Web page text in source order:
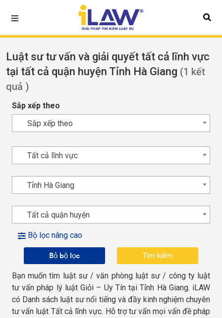
Luật sư tư vấn và giải quyết tất cả lĩnh vực
tại tất cả quận huyện Tỉnh Hà Giang (1 kết
quả )
Sắp xếp theo
Sắp xếp theo
Tất cả lĩnh vực
Tỉnh Hà Giang
Tất cả quận huyện
Bộ lọc nâng cao
Bỏ bộ lọc
Bạn muốn tìm luật sư / văn phòng luật sư / công ty luật
tư vấn pháp lý luật Giỏi – Uy Tín tại Tỉnh Hà Giang. iLAW
có Danh sách luật sư nổi tiếng và đầy kinh nghiệm chuyên
tư vấn luật Tất cả lĩnh vực. Hỗ trợ tư vấn mọi vấn đề pháp